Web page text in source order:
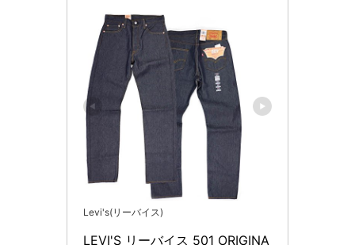
Levi's(リーバイス)
LEVI'S リーバイス 501 ORIGINA